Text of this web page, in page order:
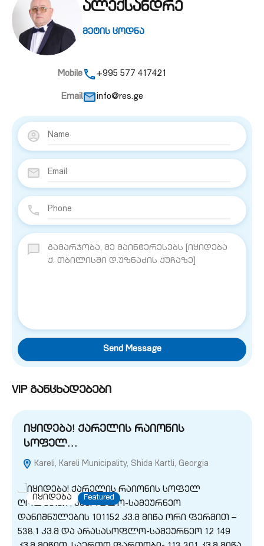
ალექსანდრე
მეტის ცოდნა
Mobile +995 577 417421
Email info@res.ge
Send Message
VIP განცხადებები
იყიდება! ქარელის რაიონის
სოფელ…
Kareli, Kareli Municipality, Shida Kartli, Georgia
იყიდება Featured